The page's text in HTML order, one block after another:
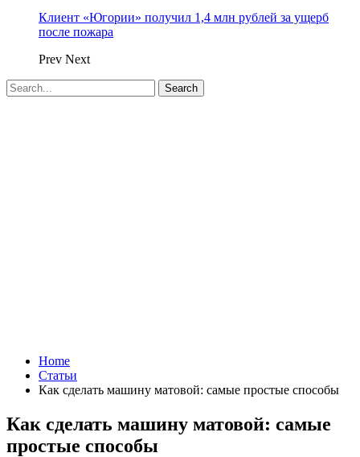
Клиент «Югории» получил 1,4 млн рублей за ущерб
после пожара
Prev Next
Home
Статьи
Как сделать машину матовой: самые простые способы
Как сделать машину матовой: самые
простые способы